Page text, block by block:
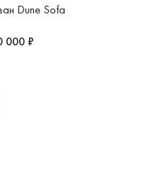
Dune Sofa
000 ₽